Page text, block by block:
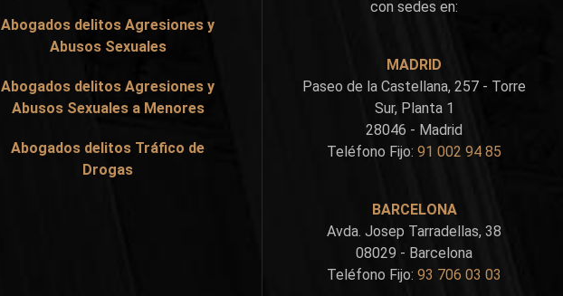
Abogados delitos Agresiones y
Abusos Sexuales
Abogados delitos Agresiones y
Abusos Sexuales a Menores
Abogados delitos Tráfico de
Drogas
con sedes en:
MADRID
Paseo de la Castellana, 257 - Torre
Sur, Planta 1
28046 - Madrid
Teléfono Fijo:91 002 94 85
BARCELONA
Avda. Josep Tarradellas, 38
08029 - Barcelona
Teléfono Fijo:93 706 03 03